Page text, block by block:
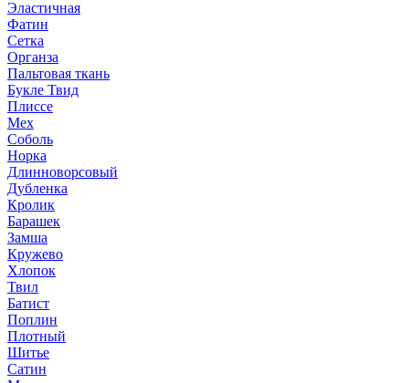
Эластичная
Фатин
Сетка
Органза
Пальтовая ткань
Букле Твид
Плиссе
Мех
Соболь
Норка
Длинноворсовый
Дубленка
Кролик
Барашек
Замша
Кружево
Хлопок
Твил
Батист
Поплин
Плотный
Шитье
Сатин